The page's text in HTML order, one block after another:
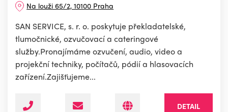
Na louži 65/2, 10100 Praha
SAN SERVICE, s. r. o. poskytuje překladatelské,
tlumočnické, ozvučovací a cateringové
služby.Pronajímáme ozvučení, audio, video a
projekční techniky, počítačů, pódií a hlasovacích
zařízení.Zajišťujeme...
DETAIL